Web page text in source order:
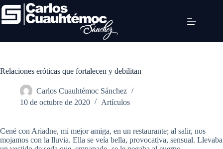
Relaciones eróticas que fortalecen y debilitan
Carlos Cuauhtémoc Sánchez
10 de octubre de 2020
Artículos
Cené con Ariadne, mi mejor amiga, en un restaurante; al salir, nos
mojamos con la lluvia. Ella se veía bella, provocativa, sensual. Llevaba